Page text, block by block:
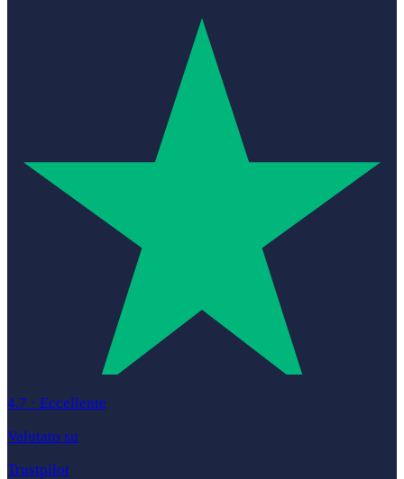
4.7 · Eccellente
Valutato su
Trustpilot